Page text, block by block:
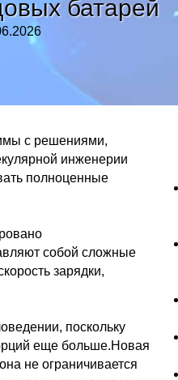
батарей
с решениями,
инженерии
полноценные
собой сложные
зарядки,
поскольку
еще больше.Новая
не ограничивается